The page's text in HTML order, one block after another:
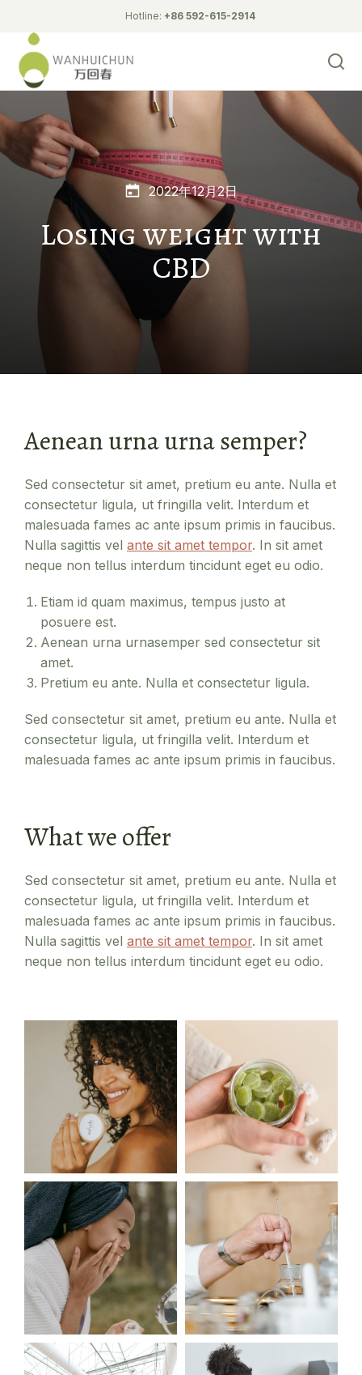
Hotline: +86 592-615-2914
2022年12月2日
Losing weight with
CBD
Aenean urna urna semper?
Sed consectetur sit amet, pretium eu ante. Nulla et
consectetur ligula, ut fringilla velit. Interdum et
malesuada fames ac ante ipsum primis in faucibus.
Nulla sagittis vel ante sit amet tempor. In sit amet
neque non tellus interdum tincidunt eget eu odio.
Etiam id quam maximus, tempus justo at
posuere est.
Aenean urna urnasemper sed consectetur sit
amet.
Pretium eu ante. Nulla et consectetur ligula.
Sed consectetur sit amet, pretium eu ante. Nulla et
consectetur ligula, ut fringilla velit. Interdum et
malesuada fames ac ante ipsum primis in faucibus.
What we offer
Sed consectetur sit amet, pretium eu ante. Nulla et
consectetur ligula, ut fringilla velit. Interdum et
malesuada fames ac ante ipsum primis in faucibus.
Nulla sagittis vel ante sit amet tempor. In sit amet
neque non tellus interdum tincidunt eget eu odio.